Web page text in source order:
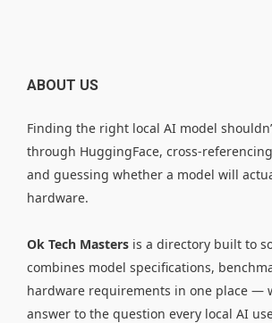
ABOUT US
Finding the right local AI model
through HuggingFace, cross-
and guessing whether a model will
hardware.
Ok Tech Masters is a directory built to
combines model specifications,
hardware requirements in one place —
answer to the question every local AI